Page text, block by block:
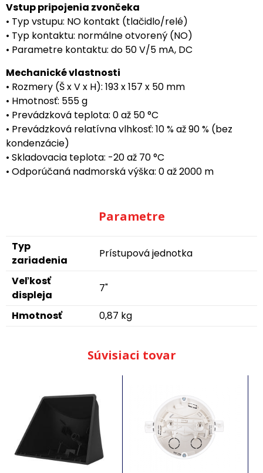
Vstup pripojenia zvončeka
• Typ vstupu: NO kontakt (tlačidlo/relé)
• Typ kontaktu: normálne otvorený (NO)
• Parametre kontaktu: do 50 V/5 mA, DC
Mechanické vlastnosti
• Rozmery (Š x V x H): 193 x 157 x 50 mm
• Hmotnosť: 555 g
• Prevádzková teplota: 0 až 50 °C
• Prevádzková relatívna vlhkosť: 10 % až 90 % (bez
kondenzácie)
• Skladovacia teplota: -20 až 70 °C
• Odporúčaná nadmorská výška: 0 až 2000 m
Parametre
Typ
zariadenia
Prístupová jednotka
Veľkosť
displeja
7"
Hmotnosť 0,87 kg
Súvisiaci tovar